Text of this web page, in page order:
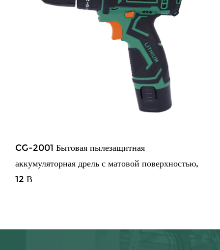
CG-2001 Бытовая пылезащитная
аккумуляторная дрель с матовой поверхностью,
12 В